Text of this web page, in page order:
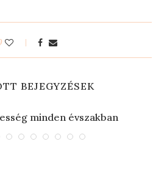
BEJEGYZÉSEK
minden évszakban